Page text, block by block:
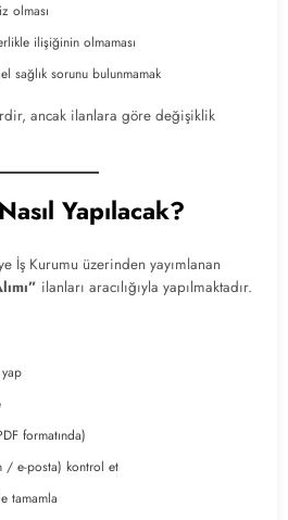
olması
ilişiğinin olmaması
sağlık sorunu bulunmamak
ancak ilanlara göre değişiklik
Yapılacak?
İş Kurumu üzerinden yayımlanan
ilanları aracılığıyla yapılmaktadır.
formatında)
/ e-posta) kontrol et
tamamla